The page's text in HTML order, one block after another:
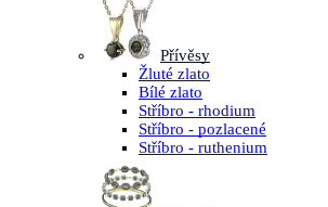
Přívěsy
Žluté zlato
Bílé zlato
Stříbro - rhodium
Stříbro - pozlacené
Stříbro - ruthenium